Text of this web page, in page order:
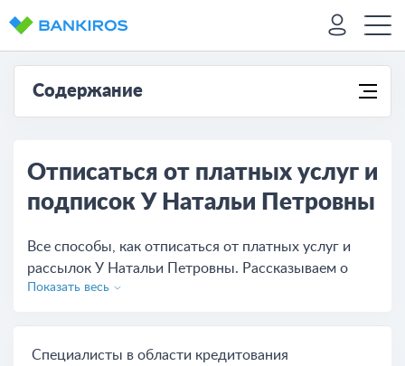
Содержание
Отписаться от платных услуг и
подписок У Натальи Петровны
Все способы, как отписаться от платных услуг и
рассылок У Натальи Петровны. Рассказываем о
возможности возврата денежных средств,
Показать весь
Специалисты в области кредитования